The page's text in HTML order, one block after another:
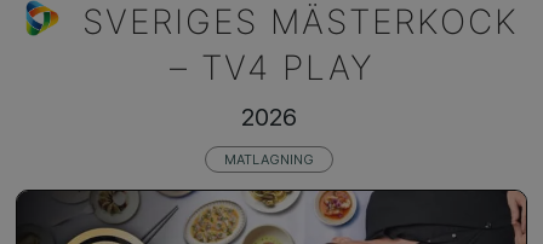
SVERIGES MÄSTERKOCK
– TV4 PLAY
2026
MATLAGNING